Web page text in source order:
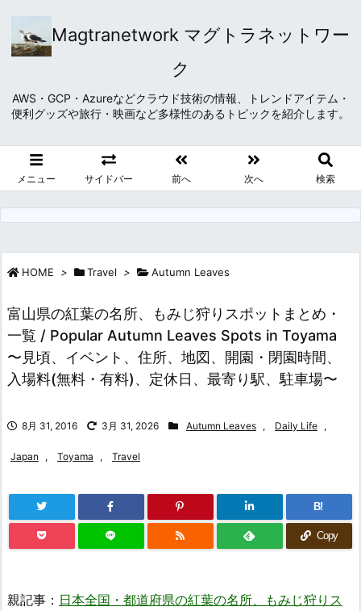
Magtranetwork マグトラネットワー
ク
AWS・GCP・Azureなどクラウド技術の情報、トレンドアイテム・
便利グッズや旅行・映画など多様性のあるトピックを紹介します。
メニュー サイドバー 前へ 次へ 検索
HOME > Travel > Autumn Leaves
富山県の紅葉の名所、もみじ狩りスポットまとめ・
一覧 / Popular Autumn Leaves Spots in Toyama
〜見頃、イベント、住所、地図、開園・閉園時間、
入場料(無料・有料)、定休日、最寄り駅、駐車場〜
8月 31, 2016 3月 31, 2026 Autumn Leaves , Daily Life ,
Japan , Toyama , Travel
B!
Copy
親記事： 日本全国・都道府県の紅葉の名所、もみじ狩りス